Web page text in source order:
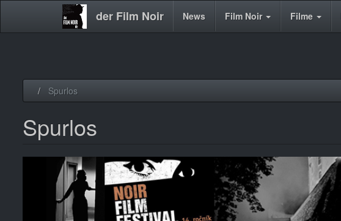
der Film Noir
Main News Film Noir Filme
Spurlos
Spurlos